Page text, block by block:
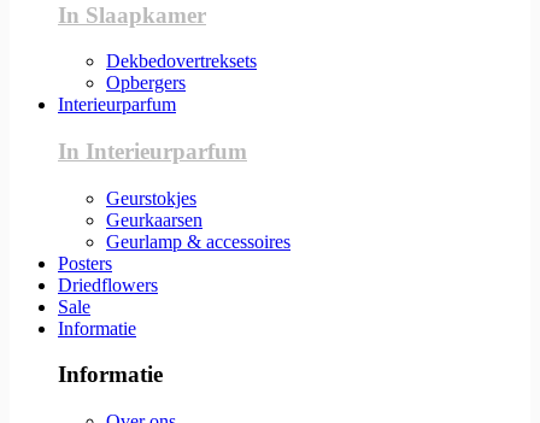
In Slaapkamer
Dekbedovertreksets
Opbergers
Interieurparfum
In Interieurparfum
Geurstokjes
Geurkaarsen
Geurlamp & accessoires
Posters
Driedflowers
Sale
Informatie
Informatie